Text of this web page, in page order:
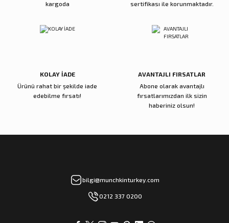
kargoda
sertifikası ile korunmaktadır.
KOLAY İADE
Ürünü rahat bir şekilde iade
edebilme fırsatı!
AVANTAJLI FIRSATLAR
Abone olarak avantajlı
fırsatlarımızdan ilk sizin
haberiniz olsun!
bilgi@munchkinturkey.com
0212 337 0200